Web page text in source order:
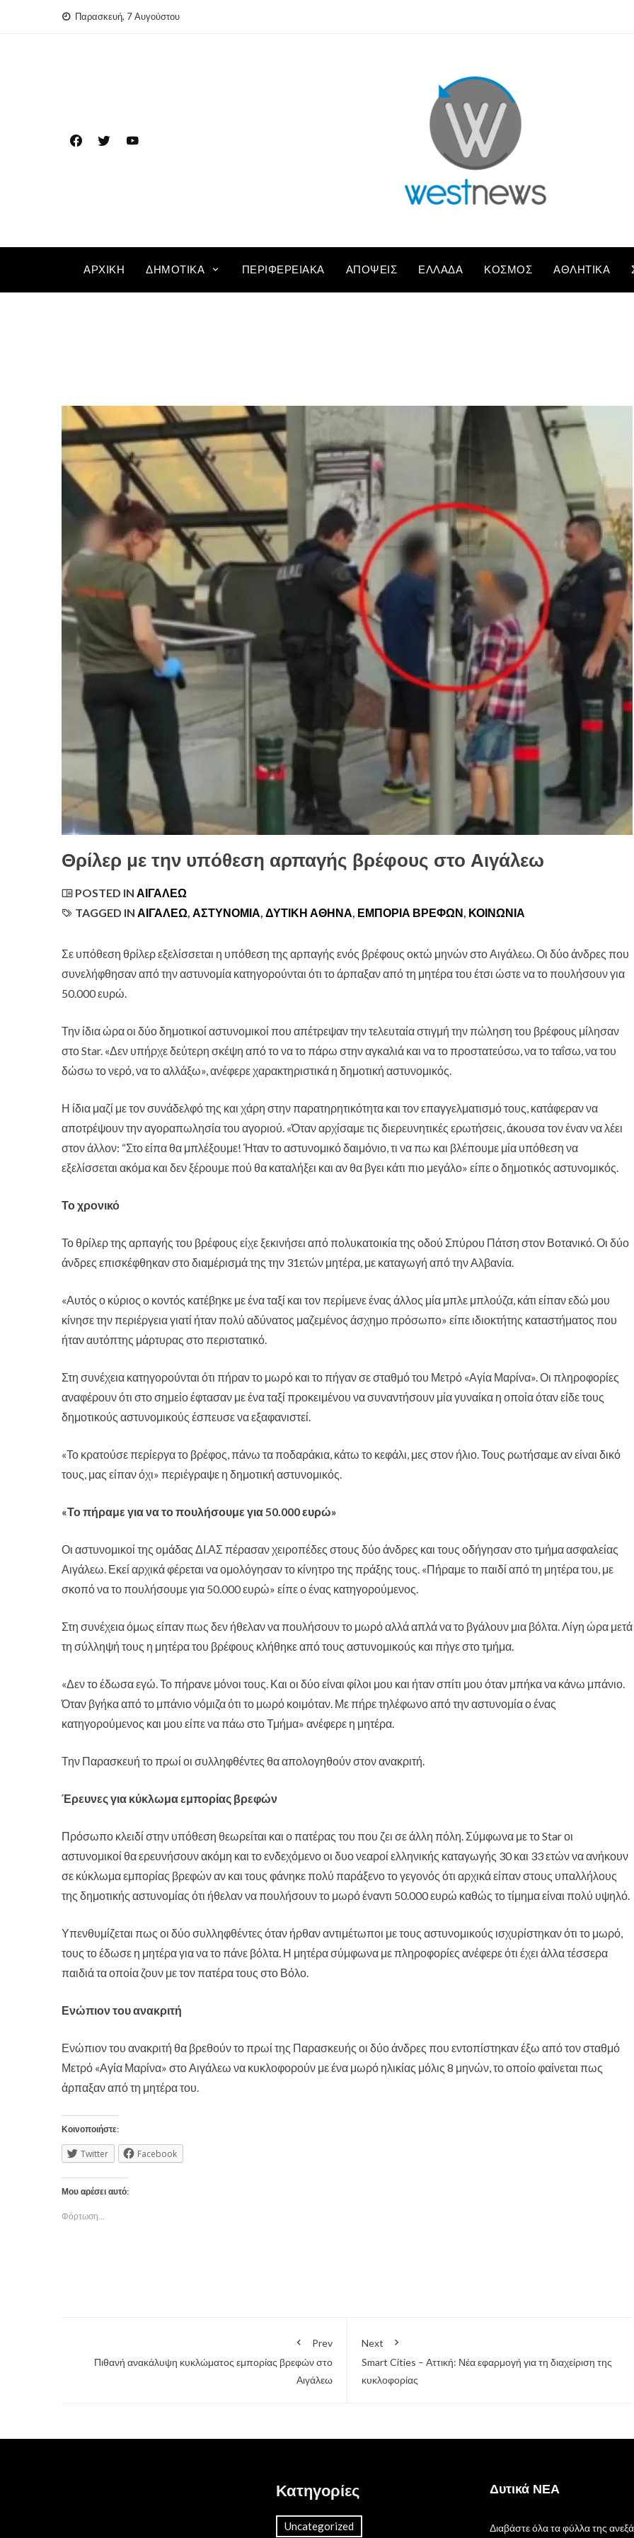
Παρασκευή, 7 Αυγούστου
ΑΡΧΙΚΉ ΔΗΜΟΤΙΚΆ ΠΕΡΙΦΕΡΕΙΑΚΆ ΑΠΌΨΕΙΣ ΕΛΛΆΔΑ ΚΌΣΜΟΣ ΑΘΛΗΤΙΚΆ
Θρίλερ με την υπόθεση αρπαγής βρέφους στο Αιγάλεω
POSTED IN ΑΙΓΆΛΕΩ
TAGGED IN ΑΙΓΑΛΕΩ ΑΣΤΥΝΟΜΊΑ ΔΥΤΙΚΉ ΑΘΉΝΑ ΕΜΠΟΡΊΑ ΒΡΕΦΏΝ ΚΟΙΝΩΝΊΑ
Σε υπόθεση θρίλερ εξελίσσεται η υπόθεση της αρπαγής ενός βρέφους οκτώ μηνών στο Αιγάλεω . Οι δύο άνδρες που
συνελήφθησαν από την αστυνομία κατηγορούνται ότι το άρπαξαν από τη μητέρα του έτσι ώστε να το πουλήσουν για
50.000 ευρώ.
Την ίδια ώρα οι δύο δημοτικοί αστυνομικοί που απέτρεψαν την τελευταία στιγμή την πώληση του βρέφους μίλησαν
στο Star. «Δεν υπήρχε δεύτερη σκέψη από το να το πάρω στην αγκαλιά και να το προστατεύσω, να το ταΐσω, να του
δώσω το νερό, να το αλλάξω», ανέφερε χαρακτηριστικά η δημοτική αστυνομικός.
Η ίδια μαζί με τον συνάδελφό της και χάρη στην παρατηρητικότητα και τον επαγγελματισμό τους, κατάφεραν να
αποτρέψουν την αγοραπωλησία του αγοριού. «Όταν αρχίσαμε τις διερευνητικές ερωτήσεις, άκουσα τον έναν να λέει
στον άλλον: “Στο είπα θα μπλέξουμε! Ήταν το αστυνομικό δαιμόνιο, τι να πω και βλέπουμε μία υπόθεση να
εξελίσσεται ακόμα και δεν ξέρουμε πού θα καταλήξει και αν θα βγει κάτι πιο μεγάλο» είπε ο δημοτικός αστυνομικός.
Το χρονικό
Το θρίλερ της αρπαγής του βρέφους είχε ξεκινήσει από πολυκατοικία της οδού Σπύρου Πάτση στον Βοτανικό. Οι δύο
άνδρες επισκέφθηκαν στο διαμέρισμά της την 31ετών μητέρα, με καταγωγή από την Αλβανία.
«Αυτός ο κύριος ο κοντός κατέβηκε με ένα ταξί και τον περίμενε ένας άλλος μία μπλε μπλούζα, κάτι είπαν εδώ μου
κίνησε την περιέργεια γιατί ήταν πολύ αδύνατος μαζεμένος άσχημο πρόσωπο» είπε ιδιοκτήτης καταστήματος που
ήταν αυτόπτης μάρτυρας στο περιστατικό.
Στη συνέχεια κατηγορούνται ότι πήραν το μωρό και το πήγαν σε σταθμό του Μετρό «Αγία Μαρίνα». Οι πληροφορίες
αναφέρουν ότι στο σημείο έφτασαν με ένα ταξί προκειμένου να συναντήσουν μία γυναίκα η οποία όταν είδε τους
δημοτικούς αστυνομικούς έσπευσε να εξαφανιστεί.
«Το κρατούσε περίεργα το βρέφος, πάνω τα ποδαράκια, κάτω το κεφάλι, μες στον ήλιο. Τους ρωτήσαμε αν είναι δικό
τους, μας είπαν όχι» περιέγραψε η δημοτική αστυνομικός.
«Το πήραμε για να το πουλήσουμε για 50.000 ευρώ»
Οι αστυνομικοί της ομάδας ΔΙ.ΑΣ πέρασαν χειροπέδες στους δύο άνδρες και τους οδήγησαν στο τμήμα ασφαλείας
Αιγάλεω. Εκεί αρχικά φέρεται να ομολόγησαν το κίνητρο της πράξης τους. «Πήραμε το παιδί από τη μητέρα του, με
σκοπό να το πουλήσουμε για 50.000 ευρώ» είπε ο ένας κατηγορούμενος.
Στη συνέχεια όμως είπαν πως δεν ήθελαν να πουλήσουν το μωρό αλλά απλά να το βγάλουν μια βόλτα. Λίγη ώρα μετά
τη σύλληψή τους η μητέρα του βρέφους κλήθηκε από τους αστυνομικούς και πήγε στο τμήμα.
«Δεν το έδωσα εγώ. Το πήρανε μόνοι τους. Και οι δύο είναι φίλοι μου και ήταν σπίτι μου όταν μπήκα να κάνω μπάνιο.
Όταν βγήκα από το μπάνιο νόμιζα ότι το μωρό κοιμόταν. Με πήρε τηλέφωνο από την αστυνομία ο ένας
κατηγορούμενος και μου είπε να πάω στο Τμήμα» ανέφερε η μητέρα.
Την Παρασκευή το πρωί οι συλληφθέντες θα απολογηθούν στον ανακριτή.
Έρευνες για κύκλωμα εμπορίας βρεφών
Πρόσωπο κλειδί στην υπόθεση θεωρείται και ο πατέρας του που ζει σε άλλη πόλη. Σύμφωνα με το Star οι
αστυνομικοί θα ερευνήσουν ακόμη και το ενδεχόμενο οι δυο νεαροί ελληνικής καταγωγής 30 και 33 ετών να ανήκουν
σε κύκλωμα εμπορίας βρεφών αν και τους φάνηκε πολύ παράξενο το γεγονός ότι αρχικά είπαν στους υπαλλήλους
της δημοτικής αστυνομίας ότι ήθελαν να πουλήσουν το μωρό έναντι 50.000 ευρώ καθώς το τίμημα είναι πολύ υψηλό.
Υπενθυμίζεται πως οι δύο συλληφθέντες όταν ήρθαν αντιμέτωποι με τους αστυνομικούς ισχυρίστηκαν ότι το μωρό,
τους το έδωσε η μητέρα για να το πάνε βόλτα. Η μητέρα σύμφωνα με πληροφορίες ανέφερε ότι έχει άλλα τέσσερα
παιδιά τα οποία ζουν με τον πατέρα τους στο Βόλο.
Ενώπιον του ανακριτή
Ενώπιον του ανακριτή θα βρεθούν το πρωί της Παρασκευής οι δύο άνδρες που εντοπίστηκαν έξω από τον σταθμό
Μετρό «Αγία Μαρίνα» στο Αιγάλεω να κυκλοφορούν με ένα μωρό ηλικίας μόλις 8 μηνών, το οποίο φαίνεται πως
άρπαξαν από τη μητέρα του.
Κοινοποιήστε:
Twitter Facebook
Μου αρέσει αυτό:
Φόρτωση...
Prev
Πιθανή ανακάλυψη κυκλώματος εμπορίας βρεφών στο
Αιγάλεω
Next
Smart Cities – Αττική: Νέα εφαρμογή για τη διαχείριση της
κυκλοφορίας
αξία και η
καταδίκη των
ηρώων
Βαγγέλη
Ντηνιακού θέτουν
σε κίνδυνο τη
Χαϊδαρίου
στο
Αυτόν» και η
αλήθεια στην
Κατηγορίες
Uncategorized
Δυτικά ΝΕΑ
Διαβάστε όλα τα φύλλα της